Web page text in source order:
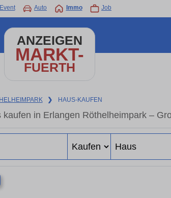
Event Auto Immo Job
ANZEIGEN
MARKT-
FUERTH
❯ HAUS-KAUFEN
kaufen in Erlangen Röthelheimpark –